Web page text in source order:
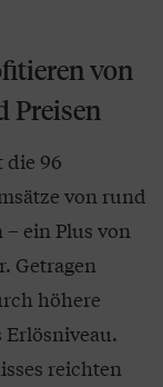
von
Preisen
die 96
von rund
ein Plus von
Getragen
höhere
Erlösniveau.
reichten